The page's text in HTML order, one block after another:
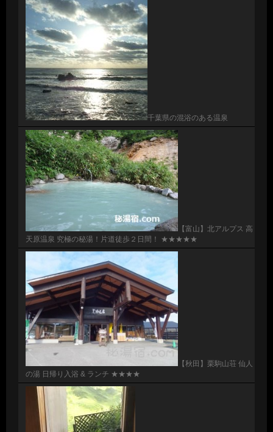
千葉県の混浴のある温泉
【富山】北アルプス 高
天原温泉 究極の秘湯！片道徒歩２日間！ ★★★★★
【秋田】栗駒山荘 仙人
の湯 日帰り入浴 & ランチ ★★★★